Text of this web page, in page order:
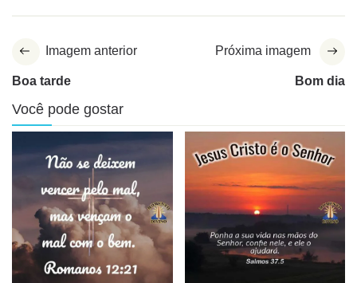
Imagem anterior
Boa tarde
Próxima imagem
Bom dia
Você pode gostar